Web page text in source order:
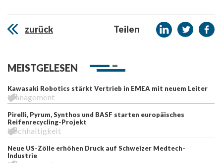
zurück Teilen
MEISTGELESEN
Kawasaki Robotics stärkt Vertrieb in EMEA mit neuem Leiter
Management
Pirelli, Pyrum, Synthos und BASF starten europäisches
Reifenrecycling-Projekt
Nachhaltigkeit
Neue US-Zölle erhöhen Druck auf Schweizer Medtech-
Industrie